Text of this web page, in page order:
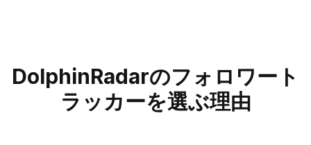
DolphinRadarのフォロワート
ラッカーを選ぶ理由